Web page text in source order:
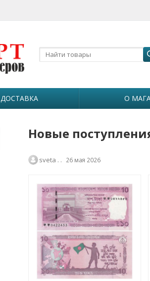
ДОСТАВКА О
Новые
sveta . . 26 мая 2026